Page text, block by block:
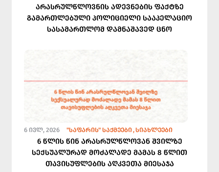
არასრულწლოვნის ადევნების ფაქტზე
გამართლებული პოლიციელი სააპელაციო
სასამართლომ დამნაშავედ ცნო
6 ᲘᲕᲚ, 2026 "ᲡᲐᲤᲐᲠᲘᲡ" ᲡᲐᲥᲛᲔᲔᲑᲘ ᲡᲘᲐᲮᲚᲔᲔᲑᲘ
6 წლის წინ არასრულწლოვან შვილზე
სექსუალურად მოძალადე მამას 8 წლით
თავისუფლების აღკვეთა მიესაჯა